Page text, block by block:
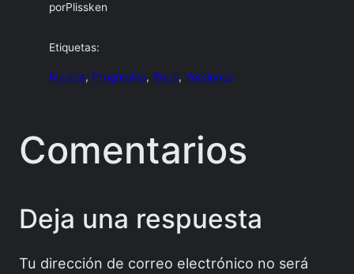
porPlissken
Etiquetas:
Musica, Progresivo, Rock, Versiones
Comentarios
Deja una respuesta
Tu dirección de correo electrónico no será